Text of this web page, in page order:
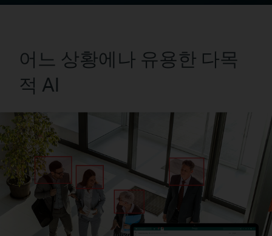
어느 상황에나 유용한 다목
적 AI